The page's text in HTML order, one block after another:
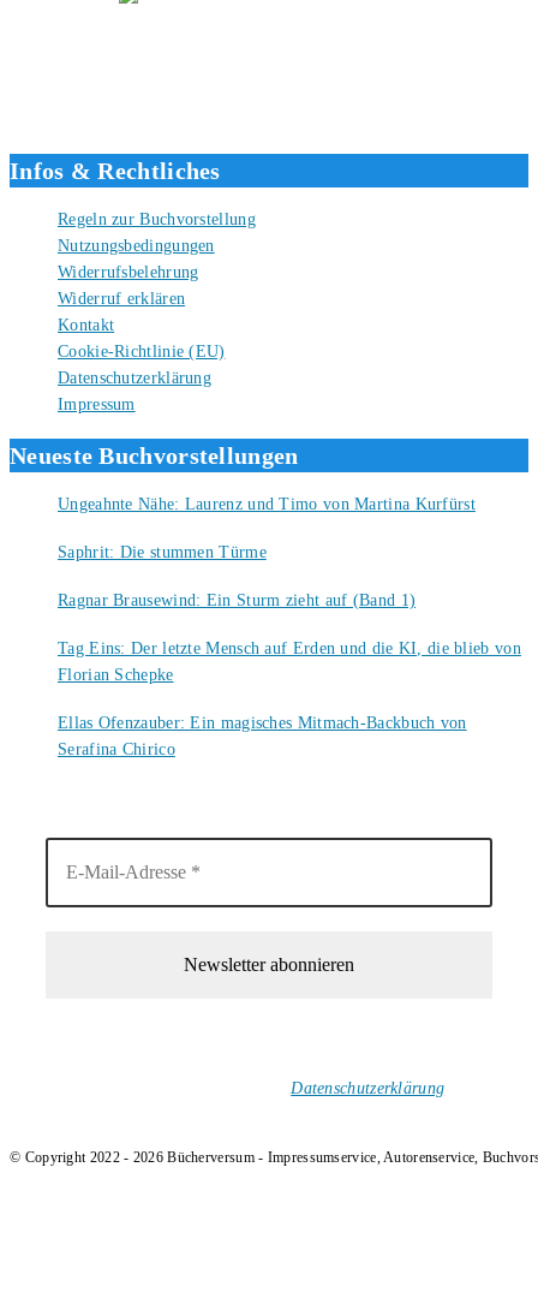
Infos & Rechtliches
Regeln zur Buchvorstellung
Nutzungsbedingungen
Widerrufsbelehrung
Widerruf erklären
Kontakt
Cookie-Richtlinie (EU)
Datenschutzerklärung
Impressum
Neueste Buchvorstellungen
Ungeahnte Nähe: Laurenz und Timo von Martina Kurfürst
Saphrit: Die stummen Türme
Ragnar Brausewind: Ein Sturm zieht auf (Band 1)
Tag Eins: Der letzte Mensch auf Erden und die KI, die blieb von
Florian Schepke
Ellas Ofenzauber: Ein magisches Mitmach-Backbuch von
Serafina Chirico
Datenschutzerklärung
© Copyright 2022 - 2026 Bücherversum - Impressumservice, Autorenservice,